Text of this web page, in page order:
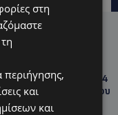
τον σεισμό των 7,4
γιο του δημάρχου που
στη
περιήγησης,
και
και